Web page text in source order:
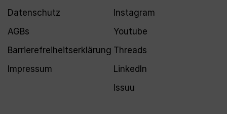
Datenschutz
AGBs
Barrierefreiheitserklärung
Impressum
Instagram
Youtube
Threads
LinkedIn
Issuu